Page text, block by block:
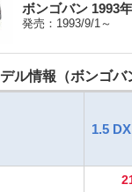
ボンゴバン 1993
発売：1993/9/1～
ル情報（ボンゴバ
1.5